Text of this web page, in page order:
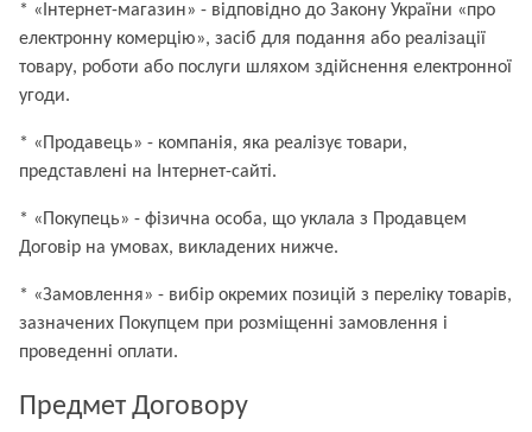
* «Інтернет-магазин» - відповідно до Закону України «про
електронну комерцію», засіб для подання або реалізації
товару, роботи або послуги шляхом здійснення електронної
угоди.
* «Продавець» - компанія, яка реалізує товари,
представлені на Інтернет-сайті.
* «Покупець» - фізична особа, що уклала з Продавцем
Договір на умовах, викладених нижче.
* «Замовлення» - вибір окремих позицій з переліку товарів,
зазначених Покупцем при розміщенні замовлення і
проведенні оплати.
Предмет Договору